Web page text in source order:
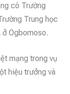
có Trường
Trung học
Ogbomoso.
mạng trong vụ
hiệu trưởng và